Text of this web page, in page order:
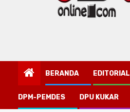
BERANDA EDITORIAL
DPM-PEMDES DPU KUKAR